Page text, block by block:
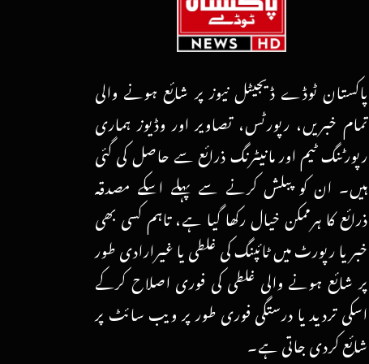
پاکستان ٹوڈے ڈیجیٹل نیوز پر شائع ہونے والی
تمام خبریں، رپورٹس، تصاویر اور وڈیوز ہماری
رپورٹنگ ٹیم اور مانیٹرنگ ذرائع سے حاصل کی گئی
ہیں۔ ان کو پبلش کرنے سے پہلے اسکے مصدقہ
ذرائع کا ہرممکن خیال رکھا گیا ہے، تاہم کسی بھی
خبر یا رپورٹ میں ٹائپنگ کی غلطی یا غیرارادی طور
پر شائع ہونے والی غلطی کی فوری اصلاح کرکے
اسکی تردید یا درستگی فوری طور پر ویب سائٹ پر
شائع کردی جاتی ہے۔